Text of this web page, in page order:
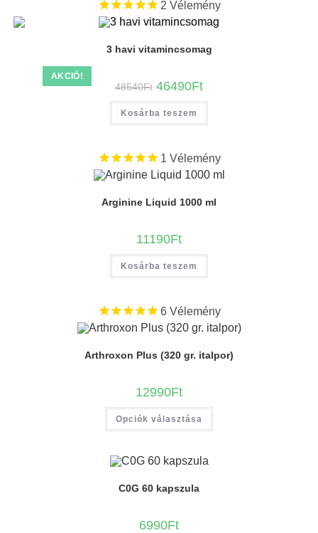
2 Vélemény
AKCIÓ!
3 havi vitamincsomag
48540Ft 46490Ft
Kosárba teszem
1 Vélemény
Arginine Liquid 1000 ml
11190Ft
Kosárba teszem
6Vélemény
Arthroxon Plus (320 gr. italpor)
12990Ft
Opciók választása
C0G 60 kapszula
6990Ft